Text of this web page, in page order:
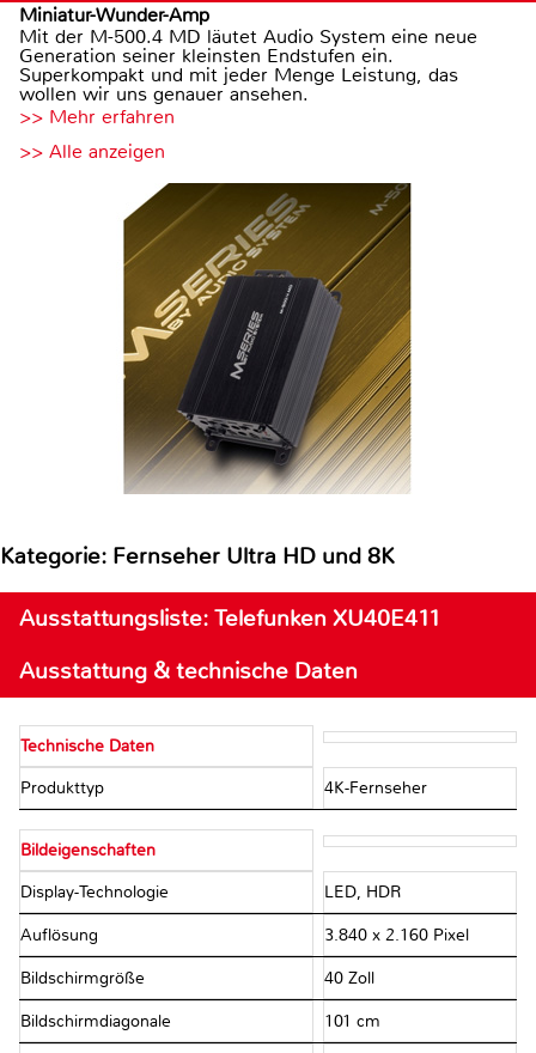
Miniatur-Wunder-Amp
Mit der M-500.4 MD läutet Audio System eine neue
Generation seiner kleinsten Endstufen ein.
Superkompakt und mit jeder Menge Leistung, das
wollen wir uns genauer ansehen.
>> Mehr erfahren
>> Alle anzeigen
Kategorie: Fernseher Ultra HD und 8K
Ausstattungsliste: Telefunken XU40E411
Ausstattung & technische Daten
Technische Daten
Produkttyp 4K-Fernseher
Bildeigenschaften
Display-Technologie LED, HDR
Auflösung 3.840 x 2.160 Pixel
Bildschirmgröße 40 Zoll
Bildschirmdiagonale 101 cm